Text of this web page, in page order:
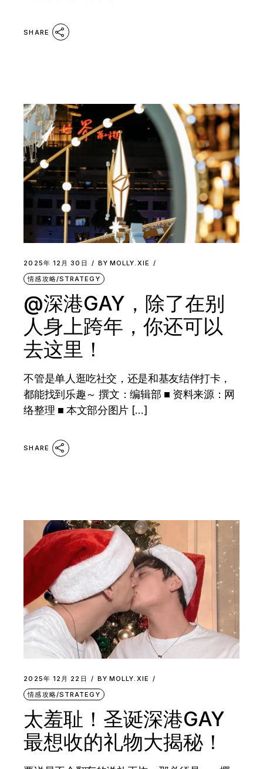
SHARE
2025年 12月 30日 BY MOLLY.XIE
情感攻略/STRATEGY
@深港GAY，除了在别
人身上跨年，你还可以
去这里！
不管是单人逛吃社交，还是和基友结伴打卡，
都能找到乐趣～ 撰文：编辑部 ■ 资料来源：网
络整理 ■ 本文部分图片 […]
SHARE
2025年 12月 22日 BY MOLLY.XIE
情感攻略/STRATEGY
太羞耻！圣诞深港GAY
最想收的礼物大揭秘！